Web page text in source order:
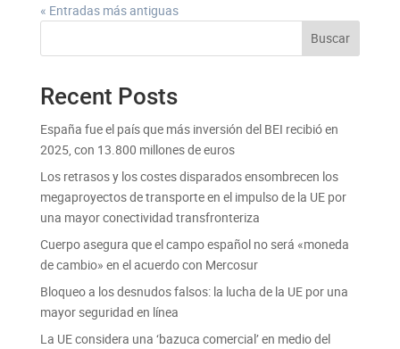
« Entradas más antiguas
Buscar
Recent Posts
España fue el país que más inversión del BEI recibió en
2025, con 13.800 millones de euros
Los retrasos y los costes disparados ensombrecen los
megaproyectos de transporte en el impulso de la UE por
una mayor conectividad transfronteriza
Cuerpo asegura que el campo español no será «moneda
de cambio» en el acuerdo con Mercosur
Bloqueo a los desnudos falsos: la lucha de la UE por una
mayor seguridad en línea
La UE considera una ‘bazuca comercial’ en medio del